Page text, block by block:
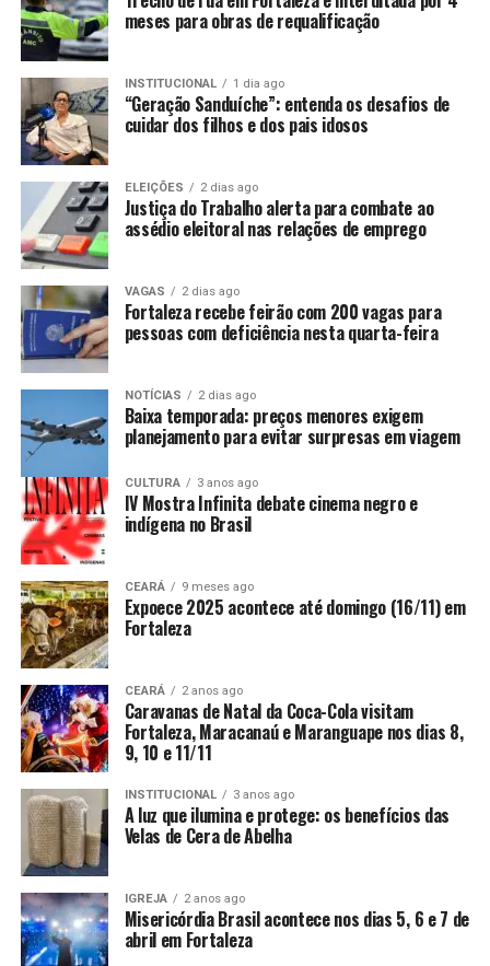
meses para obras de requalificação
INSTITUCIONAL 1 dia ago
“Geração Sanduíche”: entenda os desafios de
cuidar dos filhos e dos pais idosos
ELEIÇÕES 2 dias ago
Justiça do Trabalho alerta para combate ao
assédio eleitoral nas relações de emprego
VAGAS 2 dias ago
Fortaleza recebe feirão com 200 vagas para
pessoas com deficiência nesta quarta-feira
NOTÍCIAS 2 dias ago
Baixa temporada: preços menores exigem
planejamento para evitar surpresas em viagem
CULTURA 3 anos ago
IV Mostra Infinita debate cinema negro e
indígena no Brasil
CEARÁ 9 meses ago
Expoece 2025 acontece até domingo (16/11) em
Fortaleza
CEARÁ 2 anos ago
Caravanas de Natal da Coca-Cola visitam
Fortaleza, Maracanaú e Maranguape nos dias 8,
9, 10 e 11/11
INSTITUCIONAL 3 anos ago
A luz que ilumina e protege: os benefícios das
Velas de Cera de Abelha
IGREJA 2 anos ago
Misericórdia Brasil acontece nos dias 5, 6 e 7 de
abril em Fortaleza